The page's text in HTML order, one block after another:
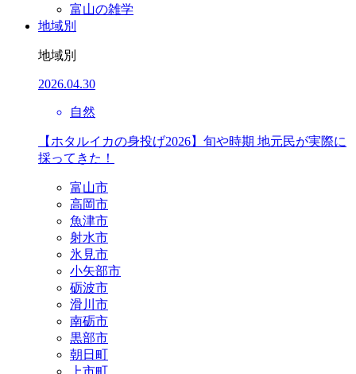
富山の雑学
地域別
地域別
2026.04.30
自然
【ホタルイカの身投げ2026】旬や時期 地元民が実際に
採ってきた！
富山市
高岡市
魚津市
射水市
氷見市
小矢部市
砺波市
滑川市
南砺市
黒部市
朝日町
上市町